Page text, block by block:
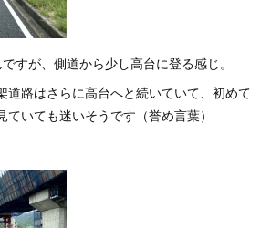
すが、側道から少し高台に登る感じ。
道路はさらに高台へと続いていて、初めて
いても迷いそうです（誉め言葉）